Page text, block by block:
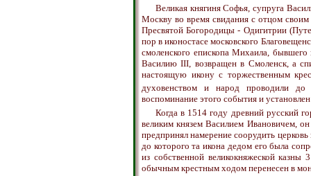
Великая княгиня Софья, супруга
Москву во время свидания с отцом своим
Пресвятой Богородицы - Одигитрии
пор в иконостасе московского
смоленского епископа Михаила, бывшего
Василию III, возвращен в Смоленск, а
настоящую икону с торжественным
духовенством и народ проводили
воспоминание этого события и
Когда в 1514 году древний русский
великим князем Василием Ивановичем,
предпринял намерение соорудить
до которого та икона дедом его была
из собственной великокняжеской
обычным крестным ходом перенесен в